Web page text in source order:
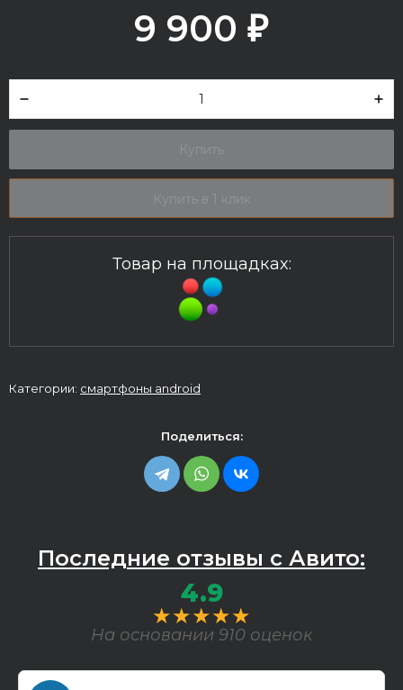
9 900 ₽
Купить
Купить в 1 клик
Товар на площадках:
Категории: смартфоны android
Поделиться:
Последние отзывы с Авито:
4.9
★★★★★
На основании 910 оценок